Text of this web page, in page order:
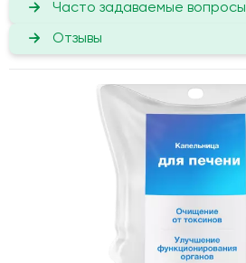
Часто задаваемые вопросы
Отзывы